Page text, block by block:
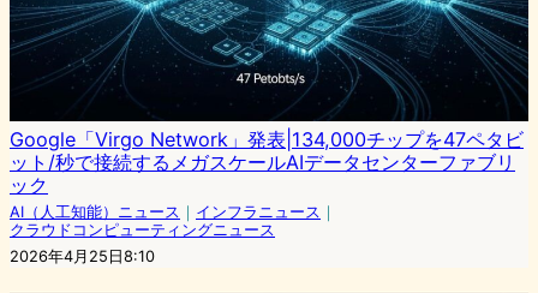
Google「Virgo Network」発表|134,000チップを47ペタビ
ット/秒で接続するメガスケールAIデータセンターファブリ
ック
AI（人工知能）ニュース ｜ インフラニュース ｜
クラウドコンピューティングニュース
2026年4月25日8:10